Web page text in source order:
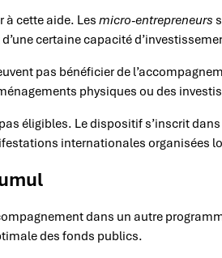
à cette aide. Les micro-entrepreneurs
certaine capacité
pas bénéficier de
physiques ou des
éligibles. Le dispositif s’inscrit
internationales organisées
dans un autre
des fonds publics.